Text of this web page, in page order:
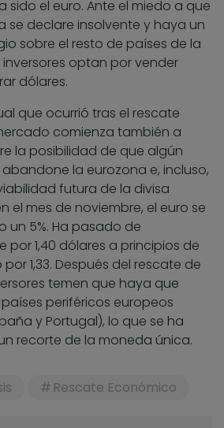
sido el euro. Ante el miedo a que
se declare insolvente y haya un
sobre el resto de países de la
inversores optan por vender
dólares.
que ocurrió tras el rescate
comienza también a
la posibilidad de que algún
la eurozona e, incluso,
futura de la divisa
el mes de noviembre, el euro se
un 5%. Ha pasado de
por 1,40 dólares a principios de
1,33. Después del rescate de
temen que haya que
periféricos europeos
y Portugal), lo que se ha
recorte de la moneda única.
Rescate Económico